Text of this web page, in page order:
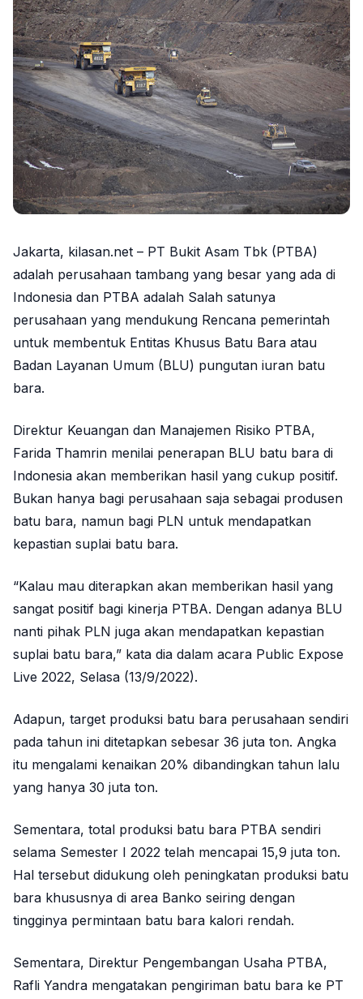
Jakarta, kilasan.net – PT Bukit Asam Tbk (PTBA)
adalah perusahaan tambang yang besar yang ada di
Indonesia dan PTBA adalah Salah satunya
perusahaan yang mendukung Rencana pemerintah
untuk membentuk Entitas Khusus Batu Bara atau
Badan Layanan Umum (BLU) pungutan iuran batu
bara.
Direktur Keuangan dan Manajemen Risiko PTBA,
Farida Thamrin menilai penerapan BLU batu bara di
Indonesia akan memberikan hasil yang cukup positif.
Bukan hanya bagi perusahaan saja sebagai produsen
batu bara, namun bagi PLN untuk mendapatkan
kepastian suplai batu bara.
“Kalau mau diterapkan akan memberikan hasil yang
sangat positif bagi kinerja PTBA. Dengan adanya BLU
nanti pihak PLN juga akan mendapatkan kepastian
suplai batu bara,” kata dia dalam acara Public Expose
Live 2022, Selasa (13/9/2022).
Adapun, target produksi batu bara perusahaan sendiri
pada tahun ini ditetapkan sebesar 36 juta ton. Angka
itu mengalami kenaikan 20% dibandingkan tahun lalu
yang hanya 30 juta ton.
Sementara, total produksi batu bara PTBA sendiri
selama Semester I 2022 telah mencapai 15,9 juta ton.
Hal tersebut didukung oleh peningkatan produksi batu
bara khususnya di area Banko seiring dengan
tingginya permintaan batu bara kalori rendah.
Sementara, Direktur Pengembangan Usaha PTBA,
Rafli Yandra mengatakan pengiriman batu bara ke PT